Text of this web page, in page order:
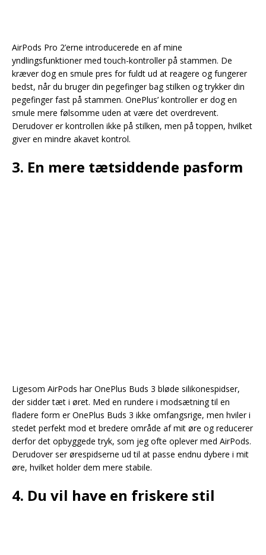
AirPods Pro 2’erne introducerede en af mine
yndlingsfunktioner med touch-kontroller på stammen. De
kræver dog en smule pres for fuldt ud at reagere og fungerer
bedst, når du bruger din pegefinger bag stilken og trykker din
pegefinger fast på stammen. OnePlus’ kontroller er dog en
smule mere følsomme uden at være det overdrevent.
Derudover er kontrollen ikke på stilken, men på toppen, hvilket
giver en mindre akavet kontrol.
3. En mere tætsiddende pasform
Ligesom AirPods har OnePlus Buds 3 bløde silikonespidser,
der sidder tæt i øret. Med en rundere i modsætning til en
fladere form er OnePlus Buds 3 ikke omfangsrige, men hviler i
stedet perfekt mod et bredere område af mit øre og reducerer
derfor det opbyggede tryk, som jeg ofte oplever med AirPods.
Derudover ser ørespidserne ud til at passe endnu dybere i mit
øre, hvilket holder dem mere stabile.
4. Du vil have en friskere stil